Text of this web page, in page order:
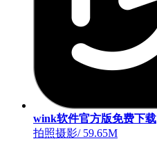
wink软件官方版免费下载
拍照摄影/59.65M